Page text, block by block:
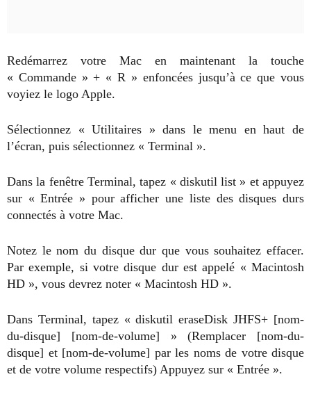
Redémarrez votre Mac en maintenant la touche
« Commande » + « R » enfoncées jusqu’à ce que vous
voyiez le logo Apple.
Sélectionnez « Utilitaires » dans le menu en haut de
l’écran, puis sélectionnez « Terminal ».
Dans la fenêtre Terminal, tapez « diskutil list » et appuyez
sur « Entrée » pour afficher une liste des disques durs
connectés à votre Mac.
Notez le nom du disque dur que vous souhaitez effacer.
Par exemple, si votre disque dur est appelé « Macintosh
HD », vous devrez noter « Macintosh HD ».
Dans Terminal, tapez « diskutil eraseDisk JHFS+ [nom-
du-disque] [nom-de-volume] » (Remplacer [nom-du-
disque] et [nom-de-volume] par les noms de votre disque
et de votre volume respectifs) Appuyez sur « Entrée ».